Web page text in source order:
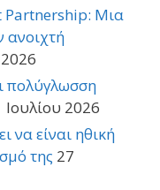
Partnership: Μια
ανοιχτή
πολύγλωσση
Ιουλίου 2026
να είναι ηθική
της 27